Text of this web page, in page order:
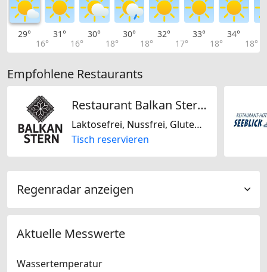
29°
16°
31°
16°
30°
18°
30°
18°
32°
17°
33°
18°
34°
18°
Empfohlene Restaurants
Restaurant Balkan Sternen
Laktosefrei, Nussfrei, Glutenfrei, International
Tisch reservieren
Regenradar anzeigen
Aktuelle Messwerte
Wassertemperatur